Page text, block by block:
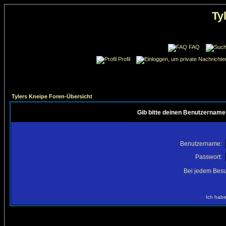
FAQ
Profil
Tylers Kneipe Foren-Übersicht
Gib bitte deinen
Benutzername:
Passwort:
Bei jedem
Ich